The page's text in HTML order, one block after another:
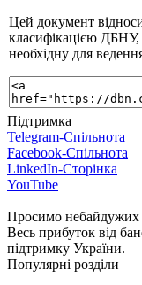
Цей документ
класифікацією ДБНУ,
необхідну для
Підтримка
Telegram-Спільнота
Facebook-Спільнота
LinkedIn-Сторінка
YouTube
Просимо
Весь прибуток від
підтримку України.
Популярні розділи